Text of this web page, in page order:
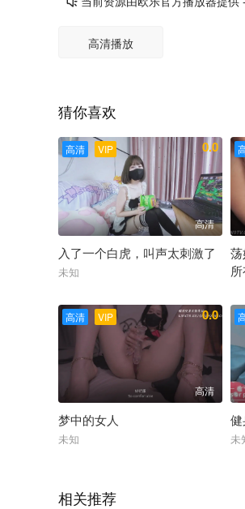
高清播放
猜你喜欢
VIP
高清 0.0
高清
入了一个白虎，叫声太刺激了
未知
VIP
高清 0.0
高清
梦中的女人
未知 未
相关推荐